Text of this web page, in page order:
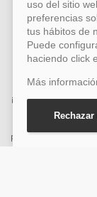
ACCION VIAJES
Regional (FEDER),
mediante el
investigación de
esta financiación,
durante el año
promoviendo la